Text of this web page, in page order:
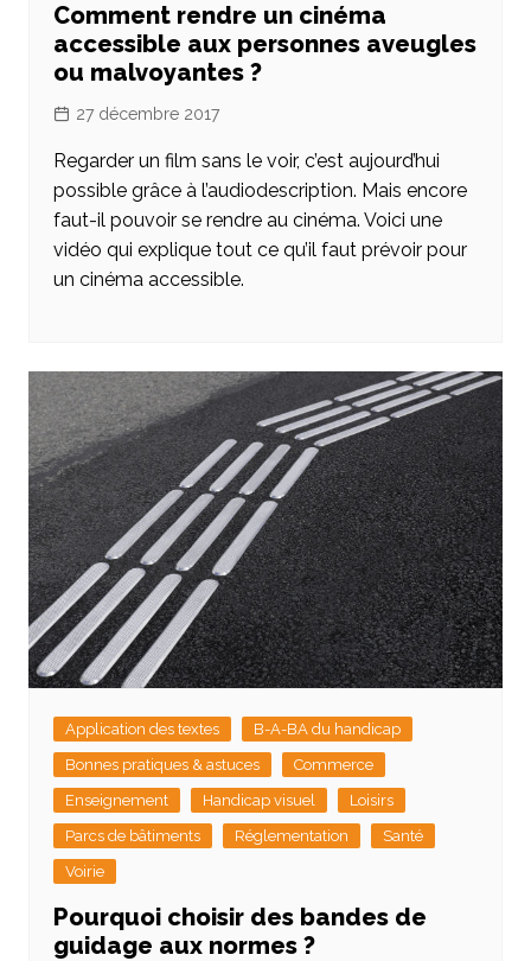
Comment rendre un cinéma
accessible aux personnes aveugles
ou malvoyantes ?
27 décembre 2017
Regarder un film sans le voir, c’est aujourd’hui
possible grâce à l’audiodescription. Mais encore
faut-il pouvoir se rendre au cinéma. Voici une
vidéo qui explique tout ce qu’il faut prévoir pour
un cinéma accessible.
Application des textes
B-A-BA du handicap
Bonnes pratiques & astuces
Commerce
Enseignement
Handicap visuel
Loisirs
Parcs de bâtiments
Réglementation
Santé
Voirie
Pourquoi choisir des bandes de
guidage aux normes ?